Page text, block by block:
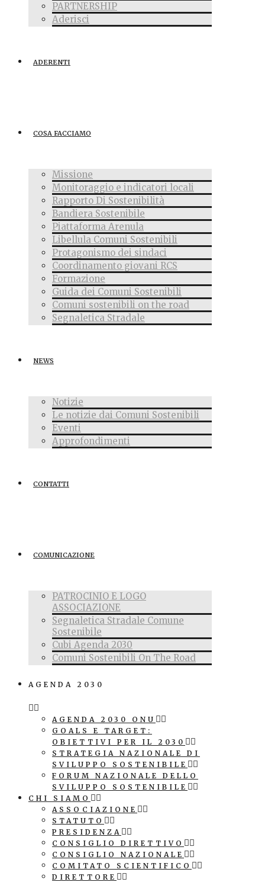
PARTNERSHIP
Aderisci
ADERENTI
COSA FACCIAMO
Missione
Monitoraggio e indicatori locali
Rapporto Di Sostenibilità
Bandiera Sostenibile
Piattaforma Arenula
Libellula Comuni Sostenibili
Protagonismo dei sindaci
Coordinamento giovani RCS
Formazione
Guida dei Comuni Sostenibili
Comuni sostenibili on the road
Segnaletica Stradale
NEWS
Notizie
Le notizie dai Comuni Sostenibili
Eventi
Approfondimenti
CONTATTI
COMUNICAZIONE
PATROCINIO E LOGO
ASSOCIAZIONE
Segnaletica Stradale Comune
Sostenibile
Cubi Agenda 2030
Comuni Sostenibili On The Road
AGENDA 2030
AGENDA 2030 ONU
GOALS E TARGET:
OBIETTIVI PER IL 2030
STRATEGIA NAZIONALE DI
SVILUPPO SOSTENIBILE
FORUM NAZIONALE DELLO
SVILUPPO SOSTENIBILE
CHI SIAMO
ASSOCIAZIONE
STATUTO
PRESIDENZA
CONSIGLIO DIRETTIVO
CONSIGLIO NAZIONALE
COMITATO SCIENTIFICO
DIRETTORE